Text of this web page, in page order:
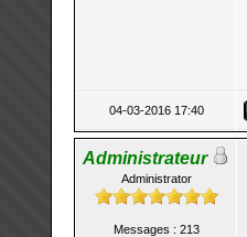
04-03-2016 17:40
Administrateur
Administrator
Messages : 213